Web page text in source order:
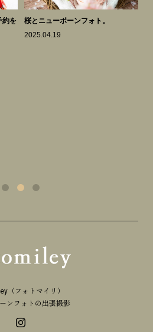
約を
桜とニューボーンフォト。
2025.04.19
（フォトマイリ）
ンフォトの出張撮影